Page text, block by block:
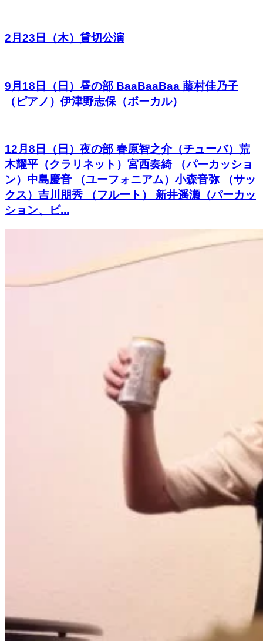
2月23日（木）貸切公演
9月18日（日）昼の部 BaaBaaBaa 藤村佳乃子
（ピアノ）伊津野志保（ボーカル）
12月8日（日）夜の部 春原智之介（チューバ）荒
木耀平（クラリネット）宮西奏綺 （パーカッショ
ン）中島慶音 （ユーフォニアム）小森音弥 （サッ
クス）吉川朋秀 （フルート） 新井遥瀬（パーカッ
ション、ピ...